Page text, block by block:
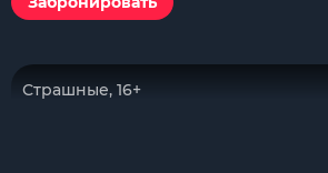
Страшные, 16+